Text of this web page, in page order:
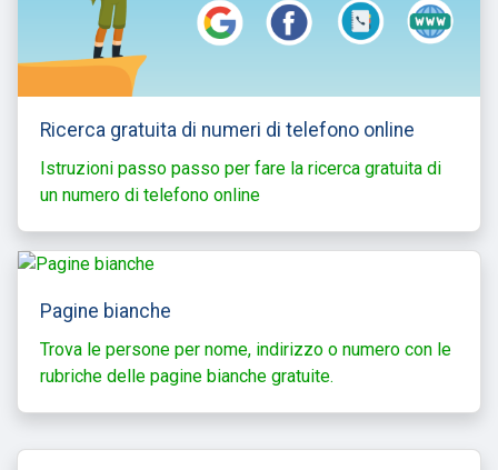
Ricerca gratuita di numeri di telefono online
Istruzioni passo passo per fare la ricerca gratuita di
un numero di telefono online
Pagine bianche
Trova le persone per nome, indirizzo o numero con le
rubriche delle pagine bianche gratuite.